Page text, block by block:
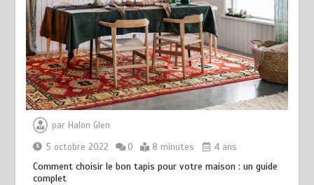
par Halon Glen
5 octobre 2022
0 8 minutes 4 ans
Comment choisir le bon tapis pour votre maison : un guide
complet